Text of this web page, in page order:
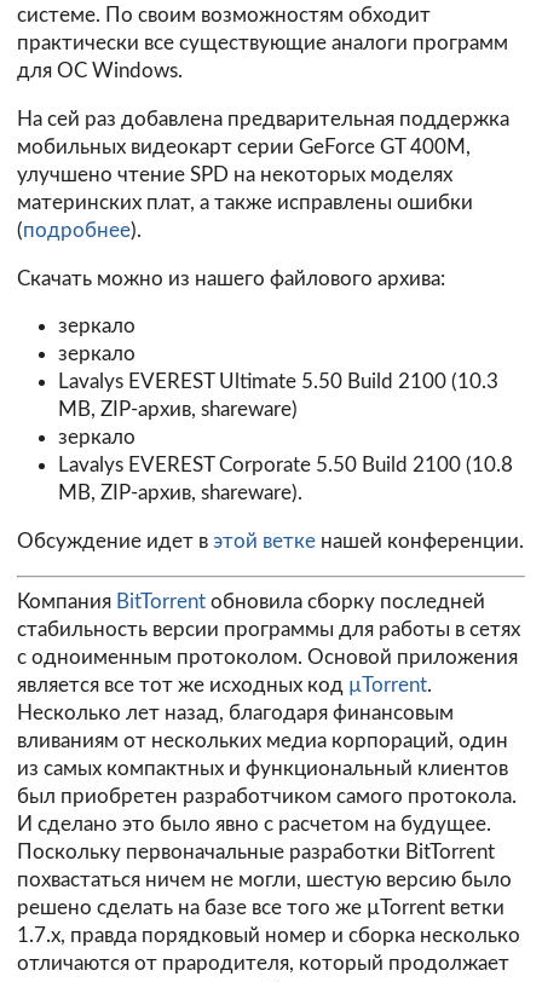
системе. По своим возможностям обходит
практически все существующие аналоги программ
для ОС Windows.
На сей раз добавлена предварительная поддержка
мобильных видеокарт серии GeForce GT 400M,
улучшено чтение SPD на некоторых моделях
материнских плат, а также исправлены ошибки
(подробнее).
Скачать можно из нашего файлового архива:
зеркало
зеркало
Lavalys EVEREST Ultimate 5.50 Build 2100 (10.3
MB, ZIP-архив, shareware)
зеркало
Lavalys EVEREST Corporate 5.50 Build 2100 (10.8
MB, ZIP-архив, shareware).
Обсуждение идет в этой ветке нашей конференции.
Компания BitTorrent обновила сборку последней
стабильность версии программы для работы в сетях
с одноименным протоколом. Основой приложения
является все тот же исходных код µTorrent.
Несколько лет назад, благодаря финансовым
вливаниям от нескольких медиа корпораций, один
из самых компактных и функциональный клиентов
был приобретен разработчиком самого протокола.
И сделано это было явно с расчетом на будущее.
Поскольку первоначальные разработки BitTorrent
похвастаться ничем не могли, шестую версию было
решено сделать на базе все того же µTorrent ветки
1.7.х, правда порядковый номер и сборка несколько
отличаются от прародителя, который продолжает